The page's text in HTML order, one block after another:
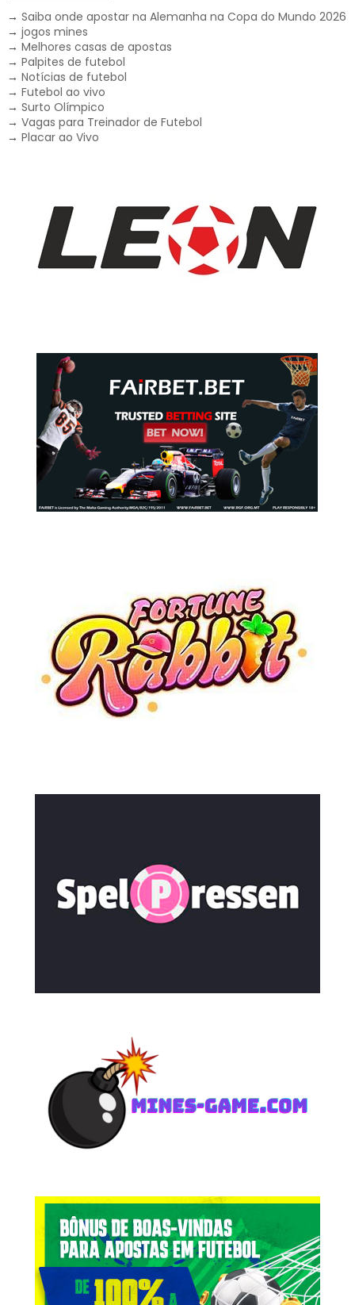
→ Saiba onde apostar na Alemanha na Copa do Mundo 2026
→ jogos mines
→ Melhores casas de apostas
→ Palpites de futebol
→ Notícias de futebol
→ Futebol ao vivo
→ Surto Olímpico
→ Vagas para Treinador de Futebol
→ Placar ao Vivo